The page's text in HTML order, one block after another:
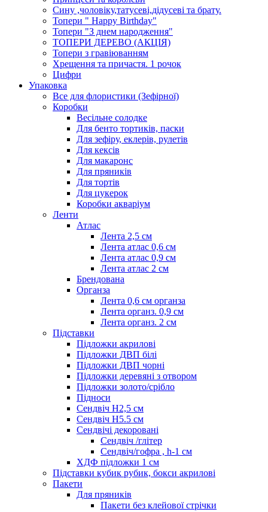
Сину ,чоловіку,татусеві,дідусеві та брату.
Топери " Happy Birthday"
Топери "З днем народження"
ТОПЕРИ ДЕРЕВО (АКЦІЯ)
Топери з гравіюванням
Хрещення та причастя. 1 рочок
Цифри
Упаковка
Все для флористики (Зефірної)
Коробки
Весільне солодке
Для бенто тортиків, паски
Для зефіру, еклерів, рулетів
Для кексів
Для макаронс
Для пряників
Для тортів
Для цукерок
Коробки акваріум
Ленти
Атлас
Лента 2,5 см
Лента атлас 0,6 см
Лента атлас 0,9 см
Лента атлас 2 см
Брендована
Органза
Лента 0,6 см органза
Лента органз. 0,9 см
Лента органз. 2 см
Підставки
Підложки акрилові
Підложки ДВП білі
Підложки ДВП чорні
Підложки деревяні з отвором
Підложки золото/срібло
Підноси
Сендвіч H2,5 см
Сендвіч H5.5 см
Сендвічі декоровані
Сендвіч /глітер
Сендвіч/гофра , h-1 см
ХДФ підложки 1 см
Підставки кубик рубик, бокси акрилові
Пакети
Для пряників
Пакети без клейової стрічки